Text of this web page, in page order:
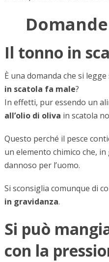
Il tonno in
È una domanda che si
in scatola fa male?
In effetti, pur essendo un
all’olio di oliva in scatola
Questo perché il pesce
un elemento chimico che,
dannoso per l’uomo.
Si sconsiglia comunque di
in gravidanza.
Si può
con la